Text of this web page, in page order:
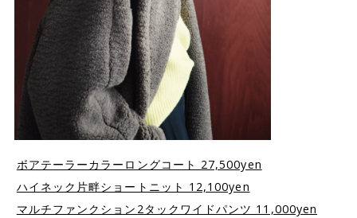
ボアテーラーカラーロングコート 27,500yen
ハイネック片畔ショートニット 12,100yen
マルチファンクション2タックワイドパンツ 11,000yen